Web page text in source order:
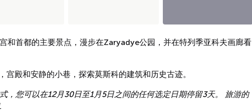
和首都的主要景点，漫步在Zaryadye公园，并在特列季亚科夫画廊看
殿和安静的小巷，探索莫斯科的建筑和历史古迹。
，您可以在12月30日至1月5日之间的任何选定日期停留3天。 旅游的